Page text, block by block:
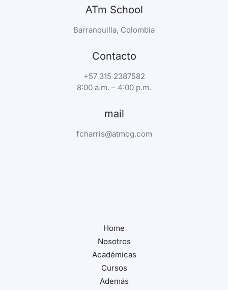
ATm School
Barranquilla, Colombia
Contacto
+57 315 2387582
8:00 a.m. – 4:00 p.m.
mail
fcharris@atmcg.com
Home
Nosotros
Académicas
Cursos
Además